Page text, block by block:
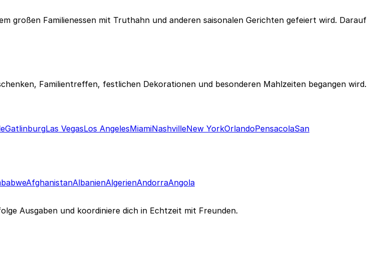
großen Familienessen mit Truthahn und anderen saisonalen Gerichten gefeiert wird. Darauf
Familientreffen, festlichen Dekorationen und besonderen Mahlzeiten begangen wird.
GatlinburgLas VegasLos AngelesMiamiNashvilleNew YorkOrlandoPensacolaSan
AfghanistanAlbanienAlgerienAndorraAngola
Ausgaben und koordiniere dich in Echtzeit mit Freunden.